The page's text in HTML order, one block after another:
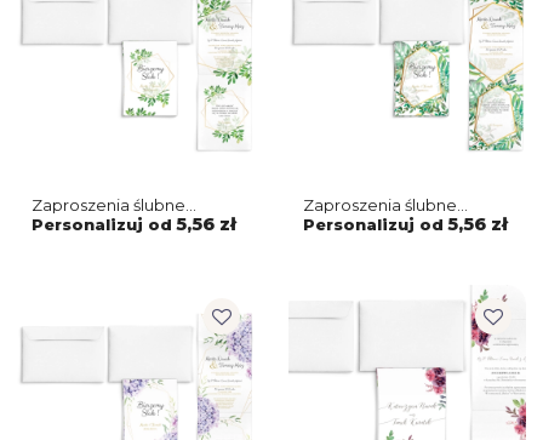
Zaproszenia ślubne
Harmonijka - Flowers &
Frame Motyw 3
Personalizuj od 5,56 zł
Zaproszenia ślubne
Harmonijka - Flowers &
Frame Motyw 2
Personalizuj od 5,56 zł